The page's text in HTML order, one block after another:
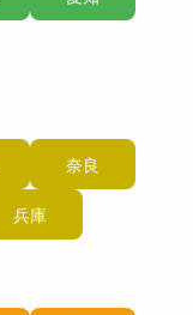
奈良
兵庫